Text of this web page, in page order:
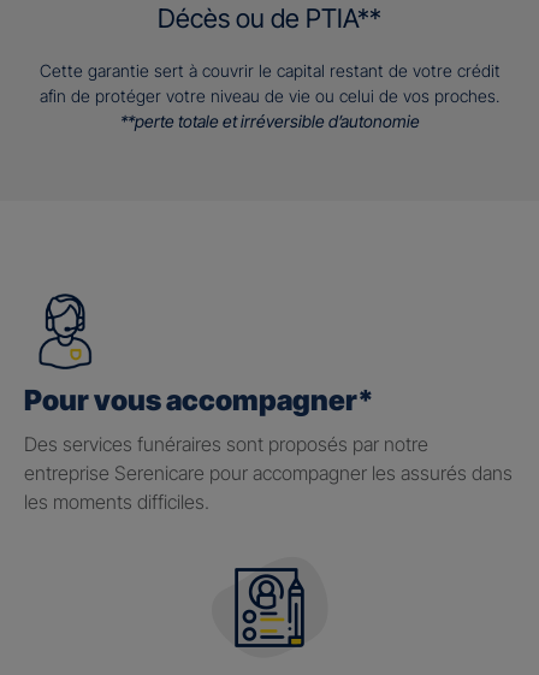
Décès ou de PTIA**
Cette garantie sert à couvrir le capital restant de votre crédit
afin de protéger votre niveau de vie ou celui de vos proches.
**perte totale et irréversible d’autonomie
Pour vous accompagner*
Des services funéraires sont proposés par notre
entreprise Serenicare pour accompagner les assurés dans
les moments difficiles.